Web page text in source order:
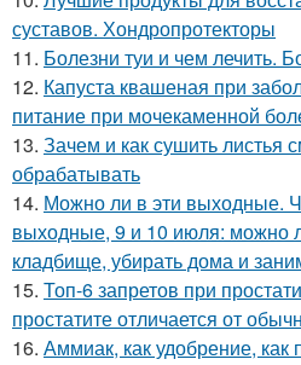
суставов. Хондропротекторы
11. Болезни туи и чем лечить.
12. Капуста квашеная при
питание при мочекаменной
13. Зачем и как сушить листья
обрабатывать
14. Можно ли в эти выходные.
выходные, 9 и 10 июля: можно
кладбище, убирать дома и
15. Топ-6 запретов при
простатите отличается от
16. Аммиак, как удобрение,